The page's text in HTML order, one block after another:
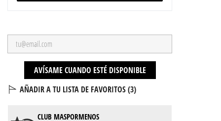
AVÍSAME CUANDO ESTÉ DISPONIBLE
AÑADIR A TU LISTA DE FAVORITOS (3)
CLUB MASPORMENOS